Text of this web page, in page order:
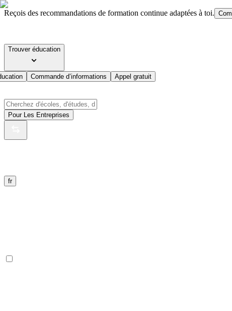
Reçois des recommandations de formation continue adaptées à toi.
Trouver éducation
Commande d’informations Appel gratuit
Pour Les Entreprises
fr